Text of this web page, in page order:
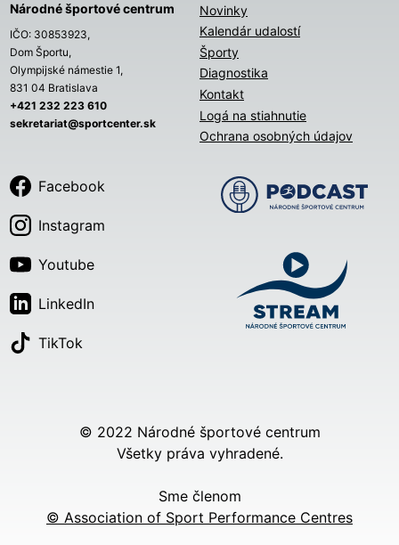
Národné športové centrum
IČO: 30853923,
Dom Športu,
Olympijské námestie 1,
831 04 Bratislava
+421 232 223 610
sekretariat@sportcenter.sk
Novinky
Kalendár udalostí
Športy
Diagnostika
Kontakt
Logá na stiahnutie
Ochrana osobných údajov
Facebook
Instagram
Youtube
LinkedIn
TikTok
© 2022 Národné športové centrum
Všetky práva vyhradené.
Sme členom
© Association of Sport Performance Centres